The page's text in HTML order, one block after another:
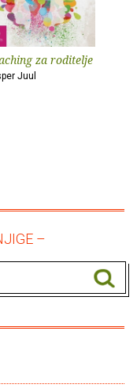
za roditelje
Juul
–